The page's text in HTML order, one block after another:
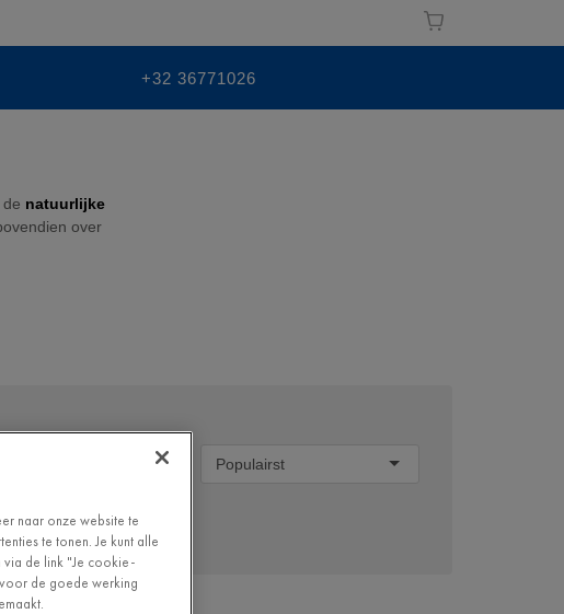
+32 36771026
de natuurlijke
over
Sorteren op: Populairst
naar onze website te
te tonen. Je kunt alle
de link "Je cookie-
de goede werking